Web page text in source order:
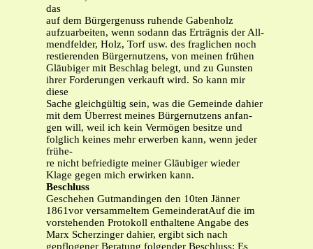
das
auf dem Bürgergenuss ruhende Gabenholz
aufzuarbeiten, wenn sodann das Erträgnis der All-
mendfelder, Holz, Torf usw. des fraglichen noch
restierenden Bürgernutzens, von meinen frühen
Gläubiger mit Beschlag belegt, und zu Gunsten
ihrer Forderungen verkauft wird. So kann mir
diese
Sache gleichgültig sein, was die Gemeinde dahier
mit dem Überrest meines Bürgernutzens anfan-
gen will, weil ich kein Vermögen besitze und
folglich keines mehr erwerben kann, wenn jeder
frühe-
re nicht befriedigte meiner Gläubiger wieder
Klage gegen mich erwirken kann.
Beschluss
Geschehen Gutmandingen den 10ten Jänner
1861vor versammeltem GemeinderatAuf die im
vorstehenden Protokoll enthaltene Angabe des
Marx Scherzinger dahier, ergibt sich nach
gepflogener Beratung folgender Beschluss: Es